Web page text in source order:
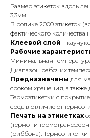
Размер этикеток вдоль
3,3мм
В ролике 2000 этикеток
фактического количества
Клеевой слой –
Рабочие
Минимальная
Диапазон рабочих
Предназначены для
сроком хранения, а
Термоэтикетки с
сред в отличие от
Печать на этикетках
(термо- и
(риббона).